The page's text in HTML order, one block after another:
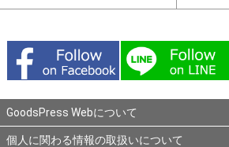
GoodsPress Webについて
個人に関わる情報の取扱いについて